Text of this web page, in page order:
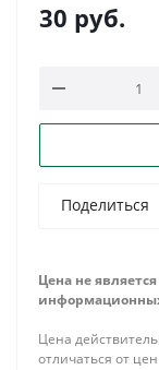
30 руб.
Поделиться
Цена не
Цена
отличаться от